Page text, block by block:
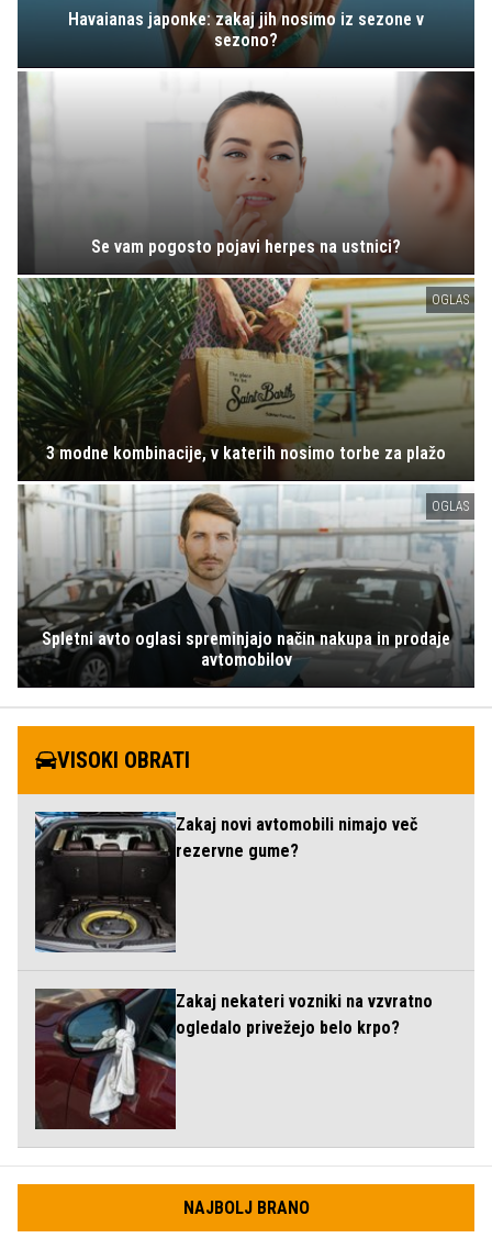
Havaianas japonke: zakaj jih nosimo iz sezone v
sezono?
Se vam pogosto pojavi herpes na ustnici?
OGLAS
3 modne kombinacije, v katerih nosimo torbe za plažo
OGLAS
Spletni avto oglasi spreminjajo način nakupa in prodaje
avtomobilov
VISOKI OBRATI
Zakaj novi avtomobili nimajo več
rezervne gume?
Zakaj nekateri vozniki na vzvratno
ogledalo privežejo belo krpo?
NAJBOLJ BRANO